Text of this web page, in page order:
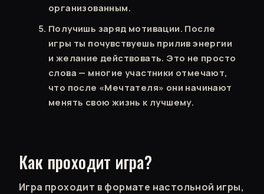
организованным.
Получишь заряд мотивации. После
игры ты почувствуешь прилив энергии
и желание действовать. Это не просто
слова — многие участники отмечают,
что после «Мечтателя» они начинают
менять свою жизнь к лучшему.
Как проходит игра?
Игра проходит в формате настольной игры,